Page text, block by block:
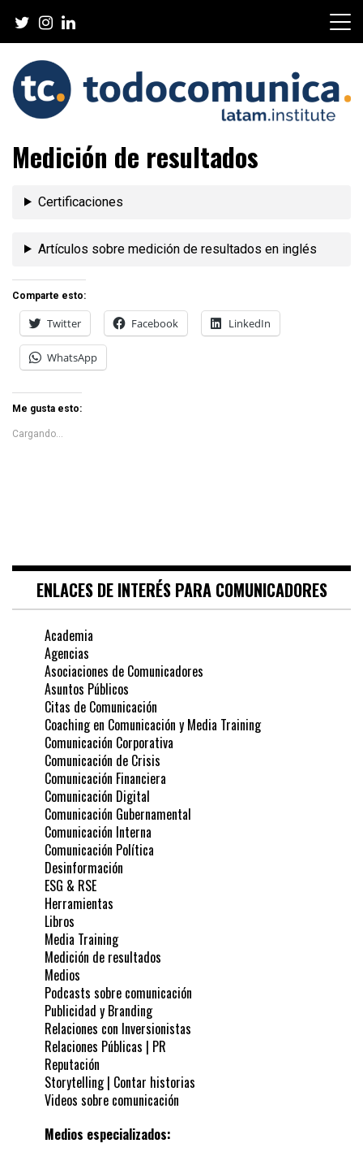
content
TodoComunica x LATAM
Institute
Medición de resultados
Certificaciones
Artículos sobre medición de resultados en inglés
Comparte esto:
Twitter Facebook LinkedIn
WhatsApp
Me gusta esto:
Cargando...
ENLACES DE INTERÉS PARA COMUNICADORES
Academia
Agencias
Asociaciones de Comunicadores
Asuntos Públicos
Citas de Comunicación
Coaching en Comunicación y Media Training
Comunicación Corporativa
Comunicación de Crisis
Comunicación Financiera
Comunicación Digital
Comunicación Gubernamental
Comunicación Interna
Comunicación Política
Desinformación
ESG & RSE
Herramientas
Libros
Media Training
Medición de resultados
Medios
Podcasts sobre comunicación
Publicidad y Branding
Relaciones con Inversionistas
Relaciones Públicas | PR
Reputación
Storytelling | Contar historias
Videos sobre comunicación
Medios especializados: